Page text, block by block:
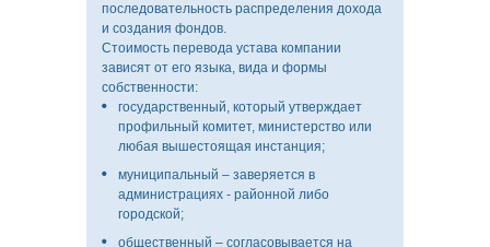
последовательность распределения дохода
и создания фондов.
Стоимость перевода устава компании
зависят от его языка, вида и формы
собственности:
государственный, который утверждает
профильный комитет, министерство или
любая вышестоящая инстанция;
муниципальный – заверяется в
администрациях - районной либо
городской;
общественный – согласовывается на